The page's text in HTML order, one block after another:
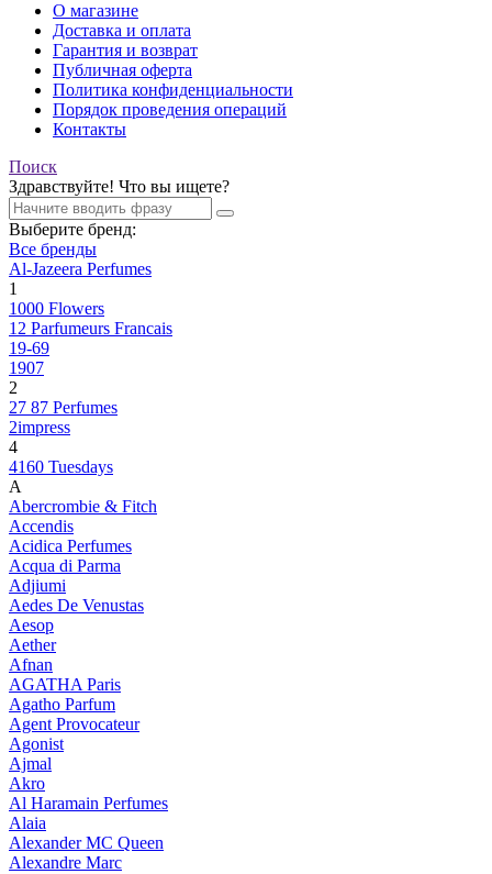
О магазине
Доставка и оплата
Гарантия и возврат
Публичная оферта
Политика конфиденциальности
Порядок проведения операций
Контакты
Поиск
Здравствуйте! Что вы ищете?
Выберите бренд:
Все бренды
Al-Jazeera Perfumes
1
1000 Flowers
12 Parfumeurs Francais
19-69
1907
2
27 87 Perfumes
2impress
4
4160 Tuesdays
A
Abercrombie & Fitch
Accendis
Acidica Perfumes
Acqua di Parma
Adjiumi
Aedes De Venustas
Aesop
Aether
Afnan
AGATHA Paris
Agatho Parfum
Agent Provocateur
Agonist
Ajmal
Akro
Al Haramain Perfumes
Alaia
Alexander MC Queen
Alexandre Marc